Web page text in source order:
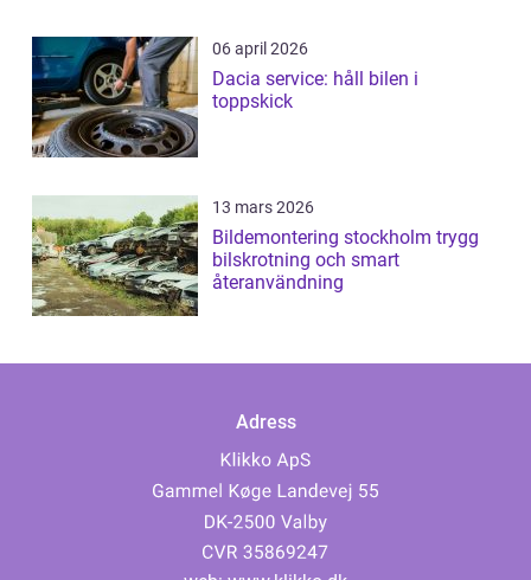
06 april 2026
Dacia service: håll bilen i
toppskick
13 mars 2026
Bildemontering stockholm trygg
bilskrotning och smart
återanvändning
Adress